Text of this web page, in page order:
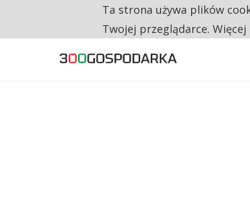
RESTRYKCJE CHIN UDERZAJĄ W
Ta strona używa plików
Twojej przeglądarce.